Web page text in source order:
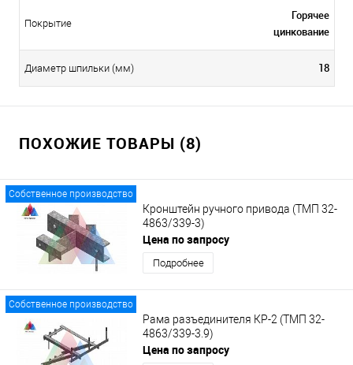
Покрытие
Горячее
цинкование
Диаметр шпильки (мм) 18
ПОХОЖИЕ ТОВАРЫ (8)
Собственное производство
Кронштейн ручного привода (ТМП 32-
4863/339-3)
Цена по запросу
Подробнее
Собственное производство
Рама разъединителя КР-2 (ТМП 32-
4863/339-3.9)
Цена по запросу